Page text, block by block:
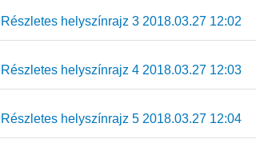
Részletes helyszínrajz 3 2018.03.27 12:02
Részletes helyszínrajz 4 2018.03.27 12:03
Részletes helyszínrajz 5 2018.03.27 12:04